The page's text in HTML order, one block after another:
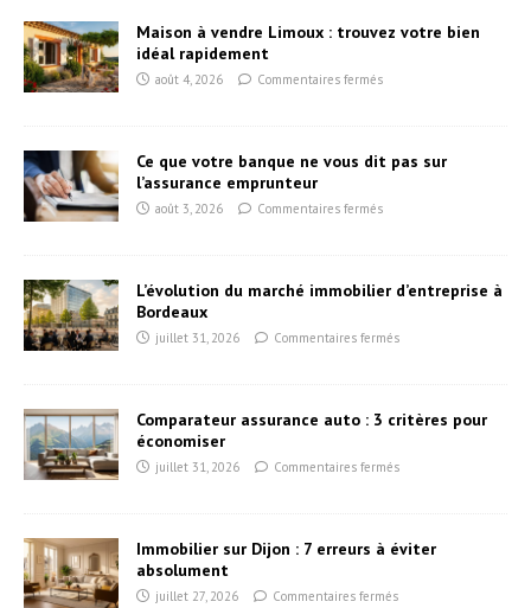
Maison à vendre Limoux : trouvez votre bien
idéal rapidement
août 4, 2026 Commentaires fermés
Ce que votre banque ne vous dit pas sur
l’assurance emprunteur
août 3, 2026 Commentaires fermés
L’évolution du marché immobilier d’entreprise à
Bordeaux
juillet 31, 2026 Commentaires fermés
Comparateur assurance auto : 3 critères pour
économiser
juillet 31, 2026 Commentaires fermés
Immobilier sur Dijon : 7 erreurs à éviter
absolument
juillet 27, 2026 Commentaires fermés